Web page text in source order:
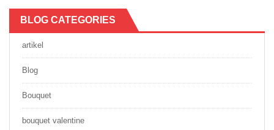
BLOG CATEGORIES
artikel
Blog
Bouquet
bouquet valentine